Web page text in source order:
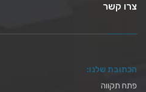
צרו קשר
הכתובת שלנו:
פתח תקווה